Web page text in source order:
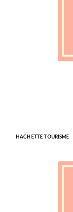
HACHETTE TOURISME